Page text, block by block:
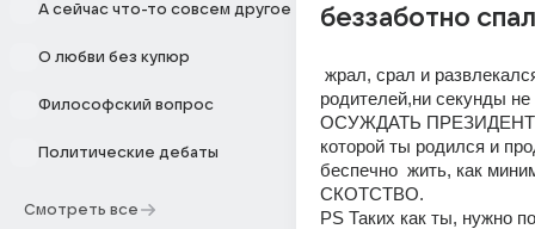
А сейчас что-то совсем другое
О любви без купюр
Философский вопрос
Политические дебаты
Смотреть все
беззаботно спал
родителей,ни секунды не
ОСУЖДАТЬ
которой ты родился и
беспечно  жить, как
СКОТСТВО.
PS Таких как ты, нужно